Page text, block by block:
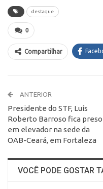
destaque
0
Compartilhar
ANTERIOR
Presidente do STF, Luís
Roberto Barroso fica preso
em elevador na sede da
OAB-Ceará, em Fortaleza
VOCÊ PODE GOSTAR